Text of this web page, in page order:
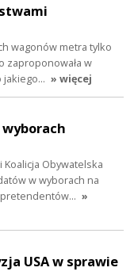
wagonów metra tylko
zaproponowała w
jakiego… » więcej
Obywatelska
w wyborach na
»
USA w sprawie